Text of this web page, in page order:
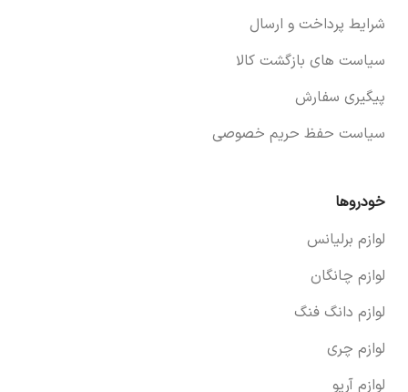
شرایط پرداخت و ارسال
سیاست های بازگشت کالا
پیگیری سفارش
سیاست حفظ حریم خصوصی
خودروها
لوازم برلیانس
لوازم چانگان
لوازم دانگ فنگ
لوازم چری
لوازم آریو